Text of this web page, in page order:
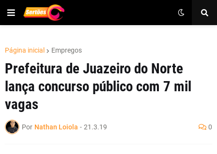
Página inicial Empregos
Prefeitura de Juazeiro do Norte
lança concurso público com 7 mil
vagas
Por Nathan Loiola - 21.3.19 0